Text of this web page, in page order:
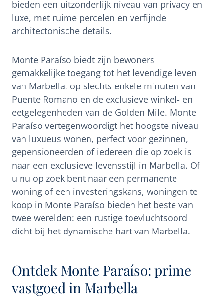
bieden een uitzonderlijk niveau van privacy en
luxe, met ruime percelen en verfijnde
architectonische details.
Monte Paraíso biedt zijn bewoners
gemakkelijke toegang tot het levendige leven
van Marbella, op slechts enkele minuten van
Puente Romano en de exclusieve winkel- en
eetgelegenheden van de Golden Mile. Monte
Paraíso vertegenwoordigt het hoogste niveau
van luxueus wonen, perfect voor gezinnen,
gepensioneerden of iedereen die op zoek is
naar een exclusieve levensstijl in Marbella. Of
u nu op zoek bent naar een permanente
woning of een investeringskans, woningen te
koop in Monte Paraíso bieden het beste van
twee werelden: een rustige toevluchtsoord
dicht bij het dynamische hart van Marbella.
Ontdek Monte Paraíso: prime
vastgoed in Marbella